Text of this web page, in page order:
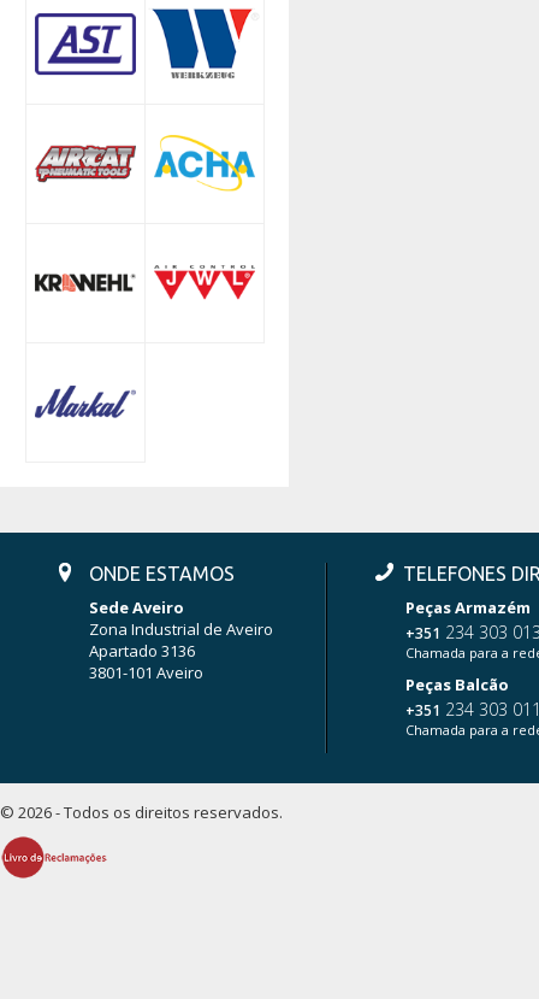
ONDE ESTAMOS
Sede Aveiro
Zona Industrial de Aveiro
Apartado 3136
3801-101 Aveiro
TELEFONES
Peças Armazém
+351 234 303
Chamada para a
Peças Balcão
+351 234 303
Chamada para a
© 2026 - Todos os direitos reservados.